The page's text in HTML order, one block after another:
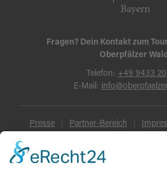
Fragen? Dein Kontakt zum
Oberpfälzer
Telefon: +49 9433
E-Mail:
Presse Partner-Bereich
Datenschutz